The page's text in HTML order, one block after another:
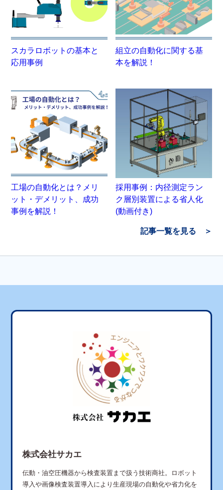
スカラロボットの基本と
応用事例
組立の自動化に関する基
本を解説！
工場の自動化とは？メリ
ット・デメリット、成功
事例を解説！
採用事例：内径測定ラン
ク層別装置による省人化
(動画付き)
記事一覧を見る
株式会社サカエ
伝動・油空圧機器から検査装置まで扱う技術商社。ロボット
導入や画像検査装置導入により生産現場の自動化や省力化を